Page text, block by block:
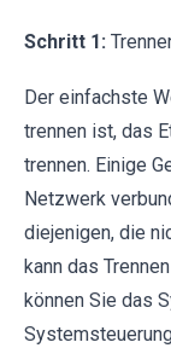
Schritt 1:
Der einfachste
trennen ist, das
trennen. Einige
Netzwerk
diejenigen, die
kann das
können Sie das